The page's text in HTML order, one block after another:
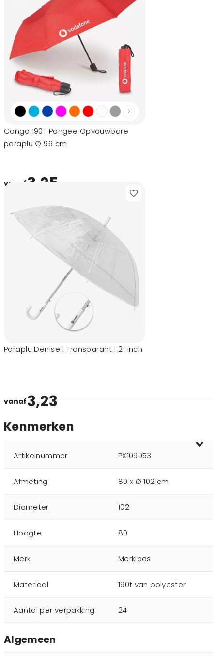
Congo 190T Pongee Opvouwbare
paraplu ∅ 96 cm
vanaf3,25
Paraplu Denise | Transparant | 21 inch
vanaf3,23
Kenmerken
Artikelnummer PX109053
Afmeting 80 x Ø 102 cm
Diameter 102
Hoogte 80
Merk Merkloos
Materiaal 190t van polyester
Aantal per verpakking 24
Algemeen